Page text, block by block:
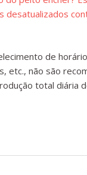
de
não são
total diária